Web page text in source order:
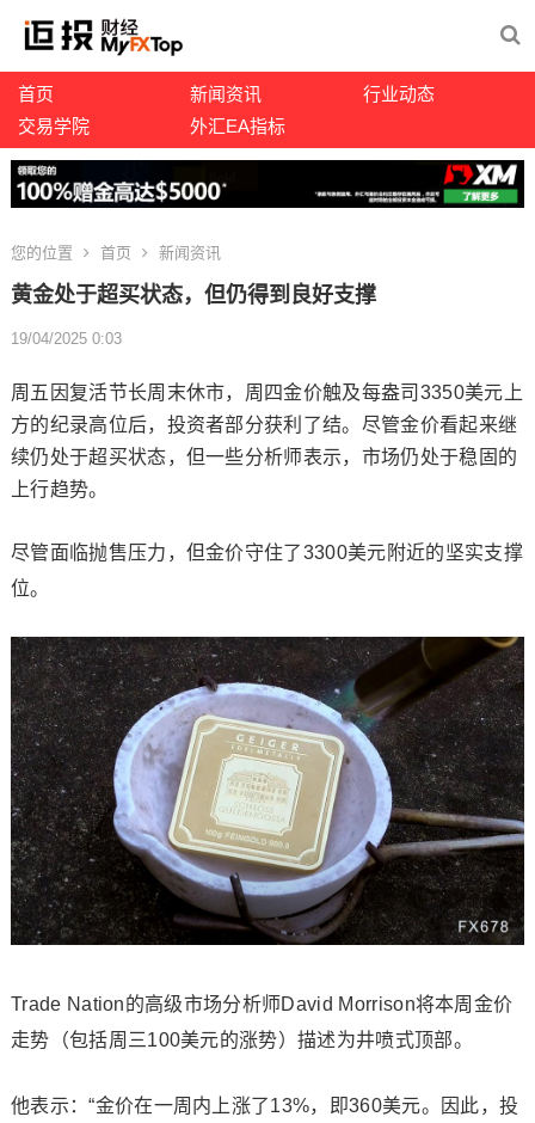
首页 新闻资讯
行业动态
交易学院
外汇EA指标
您的位置 首页 新闻资讯
黄金处于超买状态，但仍得到良好支撑
19/04/2025 0:03
周五因复活节长周末休市，周四金价触及每盎司3350美元上
方的纪录高位后，投资者部分获利了结。尽管金价看起来继
续仍处于超买状态，但一些分析师表示，市场仍处于稳固的
上行趋势。
尽管面临抛售压力，但金价守住了3300美元附近的坚实支撑
位。
Trade Nation的高级市场分析师David Morrison将本周金价
走势（包括周三100美元的涨势）描述为井喷式顶部。
他表示：“金价在一周内上涨了13%，即360美元。因此，投